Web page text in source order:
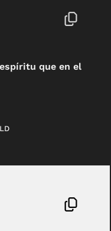
que en el